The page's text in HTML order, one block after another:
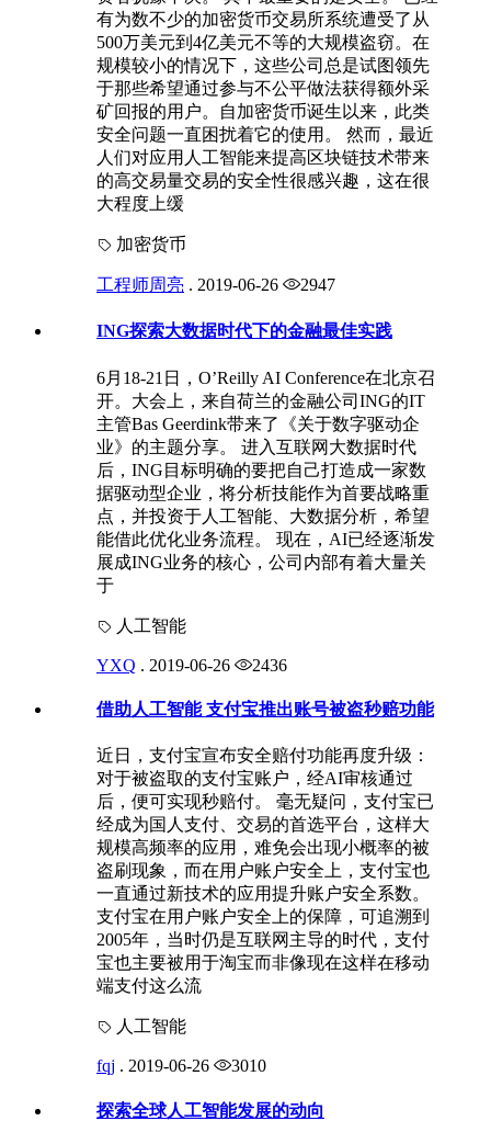
有为数不少的加密货币交易所系统遭受了从
500万美元到4亿美元不等的大规模盗窃。在
规模较小的情况下，这些公司总是试图领先
于那些希望通过参与不公平做法获得额外采
矿回报的用户。自加密货币诞生以来，此类
安全问题一直困扰着它的使用。 然而，最近
人们对应用人工智能来提高区块链技术带来
的高交易量交易的安全性很感兴趣，这在很
大程度上缓
加密货币
工程师周亮 . 2019-06-26 2947
ING探索大数据时代下的金融最佳实践
6月18-21日，O’Reilly AI Conference在北京召
开。大会上，来自荷兰的金融公司ING的IT
主管Bas Geerdink带来了《关于数字驱动企
业》的主题分享。 进入互联网大数据时代
后，ING目标明确的要把自己打造成一家数
据驱动型企业，将分析技能作为首要战略重
点，并投资于人工智能、大数据分析，希望
能借此优化业务流程。 现在，AI已经逐渐发
展成ING业务的核心，公司内部有着大量关
于
人工智能
YXQ . 2019-06-26 2436
借助人工智能 支付宝推出账号被盗秒赔功能
近日，支付宝宣布安全赔付功能再度升级：
对于被盗取的支付宝账户，经AI审核通过
后，便可实现秒赔付。 毫无疑问，支付宝已
经成为国人支付、交易的首选平台，这样大
规模高频率的应用，难免会出现小概率的被
盗刷现象，而在用户账户安全上，支付宝也
一直通过新技术的应用提升账户安全系数。
支付宝在用户账户安全上的保障，可追溯到
2005年，当时仍是互联网主导的时代，支付
宝也主要被用于淘宝而非像现在这样在移动
端支付这么流
人工智能
fqj . 2019-06-26 3010
探索全球人工智能发展的动向